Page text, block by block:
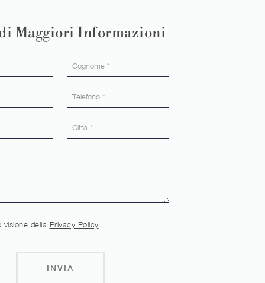
Maggiori Informazioni
visione della Privacy Policy
INVIA